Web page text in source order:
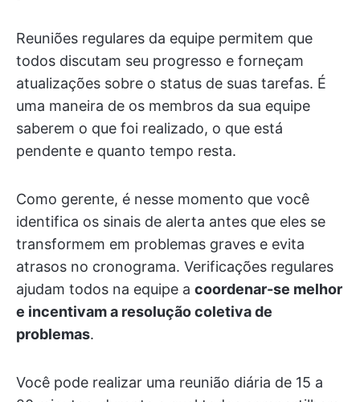
Reuniões regulares da equipe permitem que
todos discutam seu progresso e forneçam
atualizações sobre o status de suas tarefas. É
uma maneira de os membros da sua equipe
saberem o que foi realizado, o que está
pendente e quanto tempo resta.
Como gerente, é nesse momento que você
identifica os sinais de alerta antes que eles se
transformem em problemas graves e evita
atrasos no cronograma. Verificações regulares
ajudam todos na equipe a coordenar-se melhor
e incentivam a resolução coletiva de
problemas.
Você pode realizar uma reunião diária de 15 a